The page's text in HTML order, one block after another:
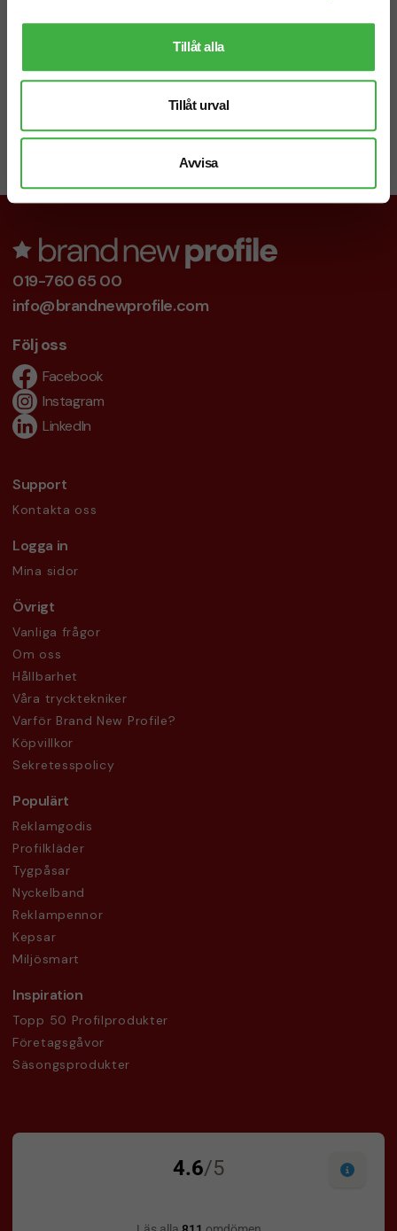
Tillåt alla
Tillåt urval
Avvisa
info@brandnewprofile.com
Chatt
019-760 65 00
info@brandnewprofile.com
Följ oss
Facebook
Instagram
LinkedIn
Support
Kontakta oss
Logga in
Mina sidor
Övrigt
Vanliga frågor
Om oss
Hållbarhet
Våra trycktekniker
Varför Brand New Profile?
Köpvillkor
Sekretesspolicy
Populärt
Reklamgodis
Profilkläder
Tygpåsar
Nyckelband
Reklampennor
Kepsar
Miljösmart
Inspiration
Topp 50 Profilprodukter
Företagsgåvor
Säsongsprodukter